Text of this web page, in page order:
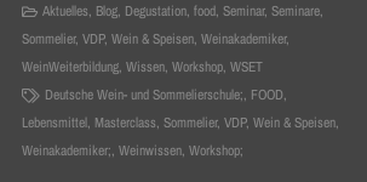
Aktuelles, Blog, Degustation,food,Seminar,Seminare,
Sommelier, VDP, Wein & Speisen, Weinakademiker,
WeinWeiterbildung, Wissen, Workshop, WSET
Deutsche Wein- und Sommelierschule;, FOOD,
Lebensmittel, Masterclass, Sommelier, VDP, Wein & Speisen,
Weinakademiker;, Weinwissen, Workshop;